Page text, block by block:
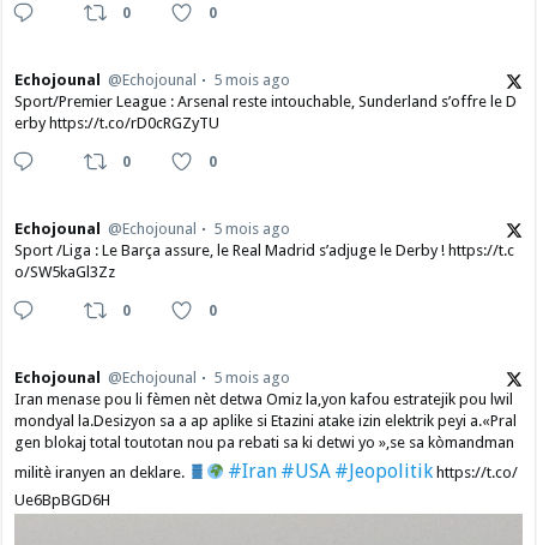
0 0
Echojounal @Echojounal
5 mois ago
Sport/Premier League : Arsenal reste intouchable, Sunderland s’offre le D
erby https://t.co/rD0cRGZyTU
0 0
Echojounal @Echojounal
5 mois ago
Sport /Liga : Le Barça assure, le Real Madrid s’adjuge le Derby ! https://t.c
o/SW5kaGl3Zz
0 0
Echojounal @Echojounal
5 mois ago
Iran menase pou li fèmen nèt detwa Omiz la,yon kafou estratejik pou lwil
mondyal la.Desizyon sa a ap aplike si Etazini atake izin elektrik peyi a.​«Pral
gen blokaj total toutotan nou pa rebati sa ki detwi yo »,se sa kòmandman
militè iranyen an deklare.
#Iran #USA #Jeopolitikhttps://t.co/
Ue6BpBGD6H